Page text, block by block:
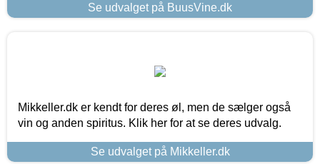
Se udvalget på BuusVine.dk
Mikkeller.dk er kendt for deres øl, men de sælger også
vin og anden spiritus. Klik her for at se deres udvalg.
Se udvalget på Mikkeller.dk